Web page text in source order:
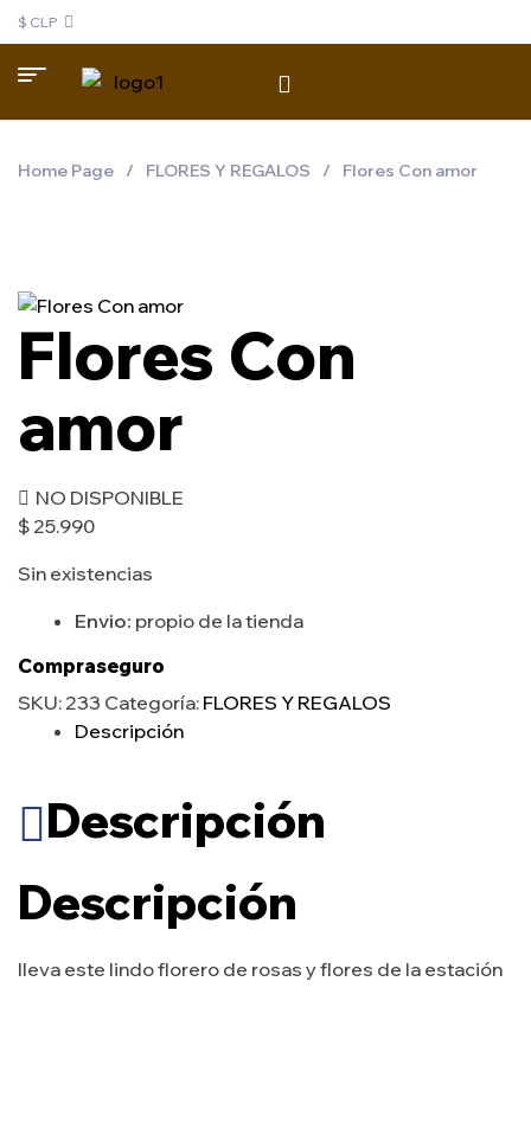
$ CLP
Home Page / FLORES Y REGALOS / Flores Con amor
Flores Con
amor
NO DISPONIBLE
$ 25.990
Sin existencias
Envio: propio de la tienda
Compraseguro
SKU: 233 Categoría: FLORES Y REGALOS
Descripción
Descripción
Descripción
lleva este lindo florero de rosas y flores de la estación